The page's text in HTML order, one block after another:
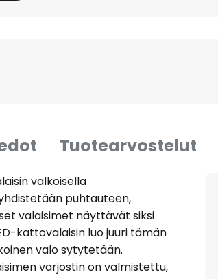
Tuotearvostelut
valkoisella
puhtauteen,
valaisimet näyttävät siksi
kattovalaisin luo juuri tämän
valo sytytetään.
varjostin on valmistettu,